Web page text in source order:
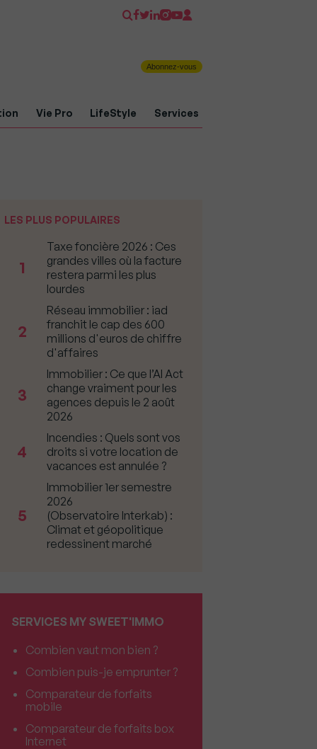
Abonnez-vous
Vie Pro LifeStyle Services
LES PLUS POPULAIRES
1
Taxe foncière 2026 : Ces
grandes villes où la facture
restera parmi les plus
lourdes
2
Réseau immobilier : iad
franchit le cap des 600
millions d'euros de chiffre
d'affaires
3
Immobilier : Ce que l’AI Act
change vraiment pour les
agences depuis le 2 août
2026
4
Incendies : Quels sont vos
droits si votre location de
vacances est annulée ?
5
Immobilier 1er semestre
2026
(Observatoire Interkab) :
Climat et géopolitique
redessinent marché
SERVICES MY SWEET'IMMO
Combien vaut mon bien ?
Combien puis-je emprunter ?
Comparateur de forfaits
mobile
Comparateur de forfaits box
Internet